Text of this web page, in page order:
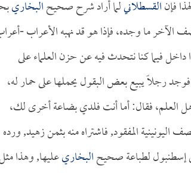
فإنالقسطلانيلما أراد شرح صحيحالبخاري
الآخر ما وجده، فإذا هو قد نهبه الأعراب -
فيما كنا نتحدث فيه عن حزن العلماء على
رجلاً يبيع بعض البقول يحملها على حمار له،
العلم، فقال: أما أنت فلدي بضاعة أخرى لك،
المفقود, فاشتراه منه بثمن زهيد, ورده
إسطنبول لطباعة صحيحالبخاريعليها, وهذا